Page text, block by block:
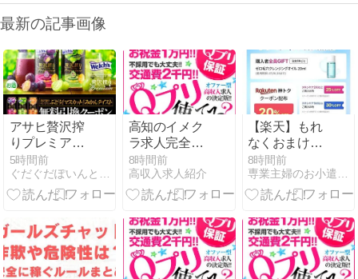
最新の記事画像
アサヒ贅沢搾
りプレミアム
ぶどうorマス
カットが、
18.3万名に当
8/17 10:00ま
で。
5時間前
高知のイメク
ラ求人完全ガ
イド｜高知
市・はりまや
橋・帯屋町・
国・香南・須
崎・四万十・
宿毛・安芸の
街選び
8時間前
高収入求人紹介
【楽天】もれ
なくおまけも
らえる！
CLIO590
円〜、メディ
円〜
8時間前